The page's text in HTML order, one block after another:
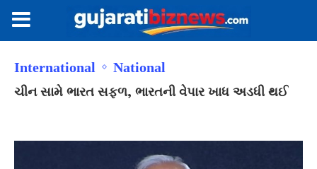
International National
ચીન સામે ભારત સફળ, ભારતની વેપાર ખાધ અડધી થઈ